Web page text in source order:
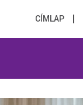
CÍMLAP